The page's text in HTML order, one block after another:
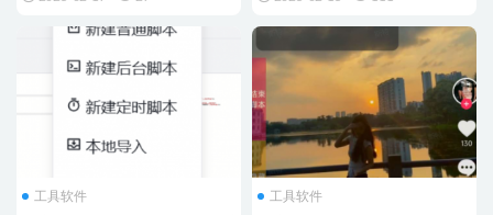
工具软件 工具软件